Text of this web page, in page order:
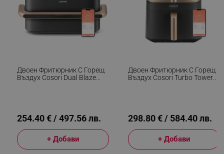
Двоен Фритюрник С Горещ
Въздух Cosori Dual Blaze
Приключване, Черен
254.40 € / 497.56 лв.
+ Добави
Двоен Фритюрник С Горещ
Въздух Cosori Turbo Tower
Черен/шампанско
298.80 € / 584.40 лв.
+ Добави